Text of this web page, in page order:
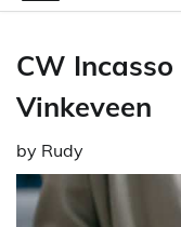
CW
Vinkeveen
by Rudy